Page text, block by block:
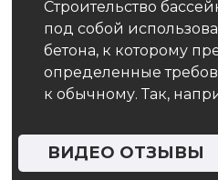
Строительство
под собой
бетона, к которому
определенные
к обычному. Так,
ВИДЕО ОТЗЫВЫ